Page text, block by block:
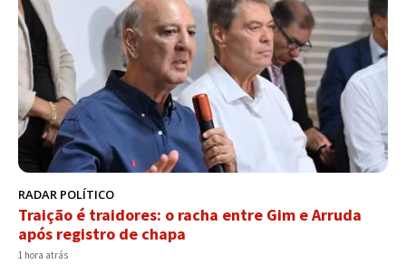
RADAR POLÍTICO
Traição é traidores: o racha entre Gim e Arruda
após registro de chapa
1 hora atrás